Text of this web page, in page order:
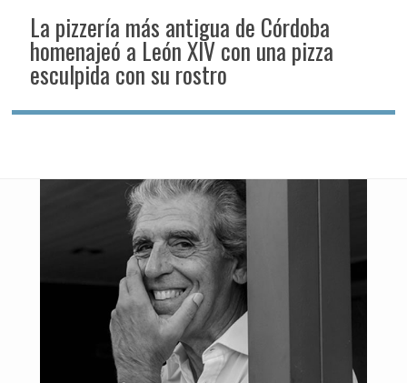
La pizzería más antigua de Córdoba
homenajeó a León XIV con una pizza
esculpida con su rostro